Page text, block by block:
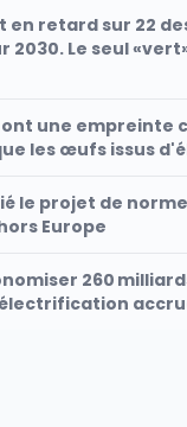
en retard sur 22
2030. Le seul
une empreinte
les œufs issus
le projet de
Europe
260